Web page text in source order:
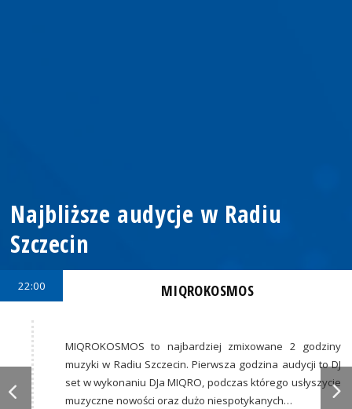
Najbliższe audycje w Radiu
Szczecin
22:00 MIQROKOSMOS
MIQROKOSMOS to najbardziej zmixowane 2 godziny
muzyki w Radiu Szczecin. Pierwsza godzina audycji to DJ
set w wykonaniu DJa MIQRO, podczas którego usłyszycie
muzyczne nowości oraz dużo niespotykanych…